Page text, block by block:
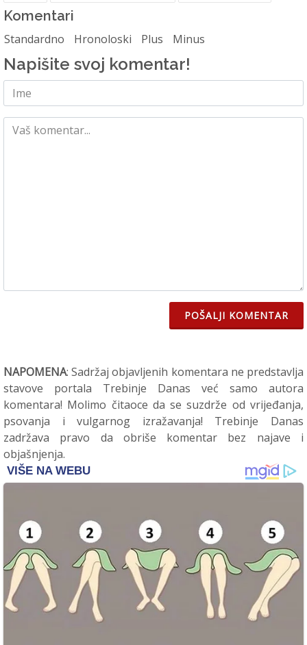
Komentari
Standardno Hronoloski Plus Minus
Napišite svoj komentar!
POŠALJI KOMENTAR
NAPOMENA: Sadržaj objavljenih komentara ne predstavlja
stavove portala Trebinje Danas već samo autora
komentara! Molimo čitaoce da se suzdrže od vrijeđanja,
psovanja i vulgarnog izražavanja! Trebinje Danas
zadržava pravo da obriše komentar bez najave i
objašnjenja.